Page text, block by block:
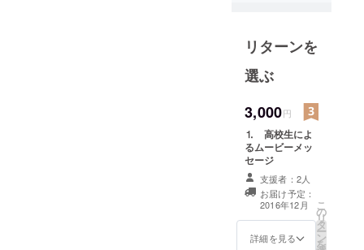
Fukushima
school
家になり人
の笑顔を増
やすこと、
笑って暮ら
せるまちを
創ること
Dream To
become
リターンを
選ぶ
3,000円
⒈ 高校生によ
るムービーメッ
セージ
支援者：2人
お届け予定：
2016年12月
詳細を見る
こ
の
リ
タ
ー
ン
を